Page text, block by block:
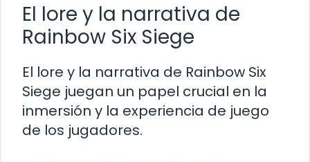
El lore y la narrativa de
Rainbow Six Siege
El lore y la narrativa de Rainbow Six
Siege juegan un papel crucial en la
inmersión y la experiencia de juego
de los jugadores.